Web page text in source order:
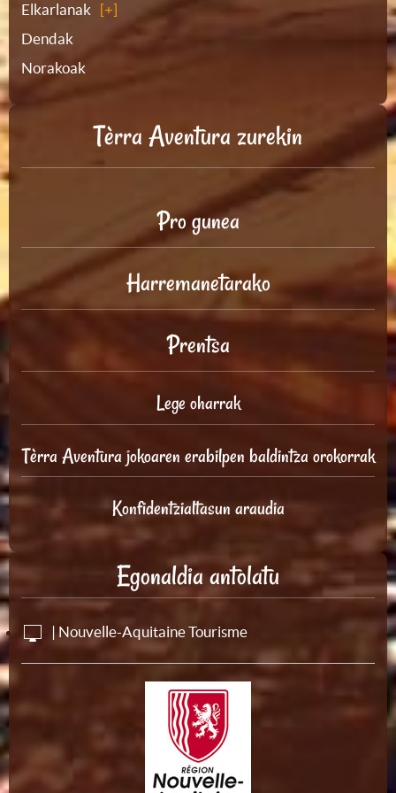
Elkarlanak
Dendak
Norakoak
Tèrra Aventura zurekin
Pro gunea
Harremanetarako
Prentsa
Lege oharrak
Tèrra Aventura jokoaren erabilpen baldintza orokorrak
Konfidentzialtasun araudia
Egonaldia antolatu
| Nouvelle-Aquitaine Tourisme